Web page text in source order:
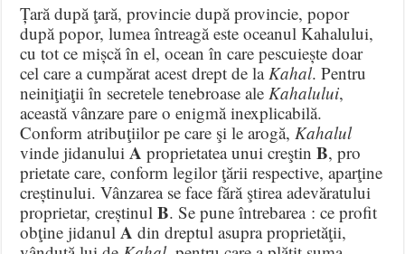
Țară după ţară, provincie după provincie, popor
după popor, lumea întreagă este oceanul Kahalului,
cu tot ce mișcă în el, ocean în care pescuiește doar
cel care a cumpărat acest drept de la Kahal. Pentru
neiniţiaţii în secretele tenebroase ale Kahalului,
această vânzare pare o enigmă inexplicabilă.
Conform atribuţiilor pe care şi le arogă, Kahalul
vinde jidanului A proprietatea unui creştinB, pro
prietate care, conform legilor ţării respective, aparţine
creștinului. Vânzarea se face fără ştirea adevăratului
proprietar, creștinulB. Se pune întrebarea : ce profit
obţine jidanul A din drep­tul asupra proprietăţii,